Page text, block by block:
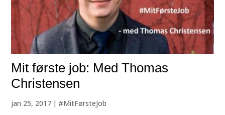
Mit første job: Med Thomas
Christensen
jan 25, 2017 | #MitFørsteJob